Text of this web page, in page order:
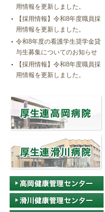
用情報を更新しました。
【採用情報】令和8年度職員採
用情報を更新しました。
令和8年度の看護学生奨学金貸
与生募集についてのお知らせ
【採用情報】令和8年度職員採
用情報を更新しました。